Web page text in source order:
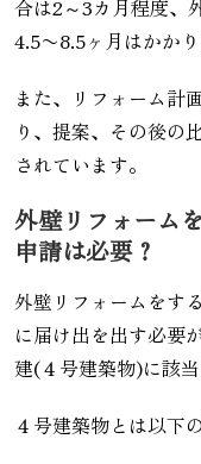
合は2～3カ月程度、
4.5〜8.5ヶ月はかかり
また、リフォーム計
り、提案、その後の
されています。
外壁リフォーム
申請は必要？
外壁リフォームをす
に届け出を出す必要
建(４号建築物)に該
４号建築物とは以下